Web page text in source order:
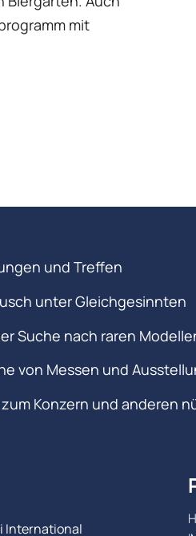
mit
und Treffen
unter Gleichgesinnten
Suche nach raren
von Messen und
Konzern und anderen
International